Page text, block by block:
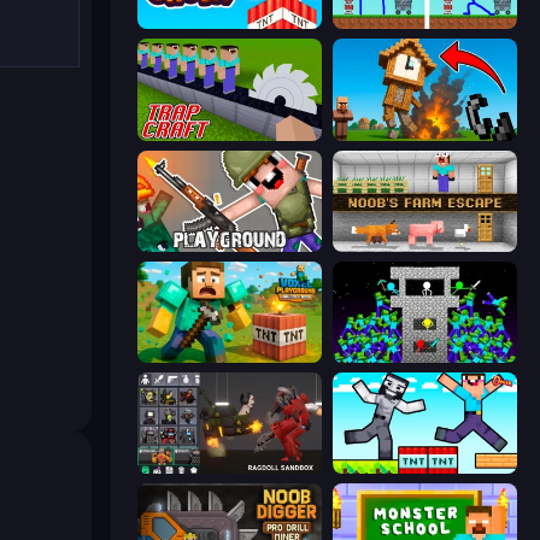
Build and Crush DOP Noob: Draw to Save
Trap Craft Noob Fuse
Playground Noob's Farm Escape
Voxel Playground: Ragdoll Noob Stick Epic Fighter
Last Play: Ragdoll Sandbox Noob Gigachad: Parkour Tricks Challenge